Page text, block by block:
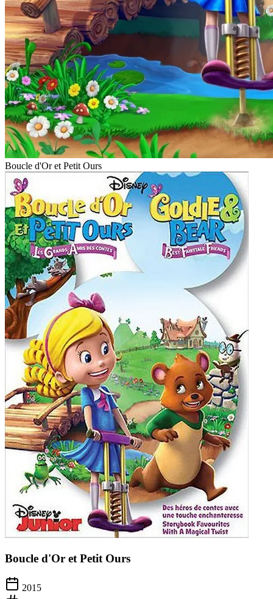
Boucle d'Or et Petit Ours
Boucle d'Or et Petit Ours
2015